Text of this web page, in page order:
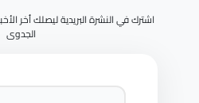
اشترك في النشرة البريدية ليصلك أخر
الجدوى